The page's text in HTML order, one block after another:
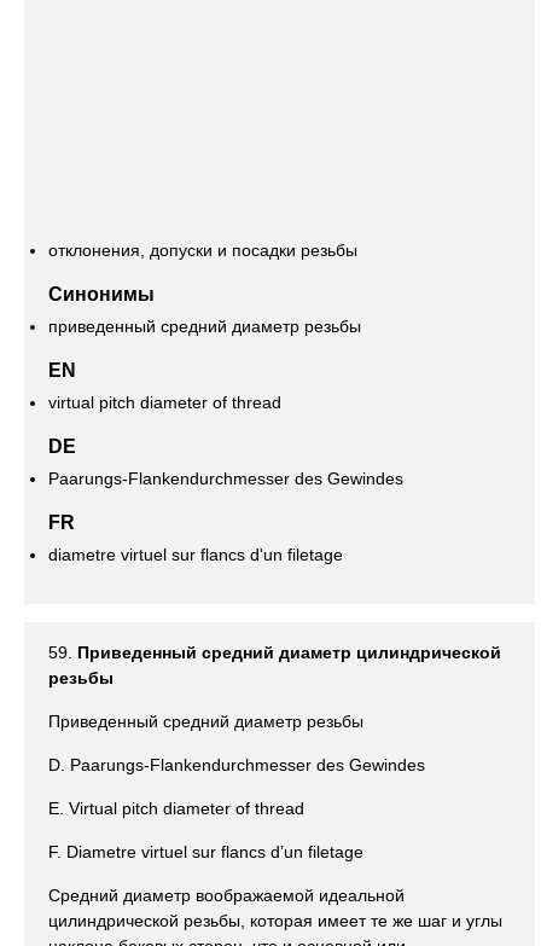
отклонения, допуски и посадки резьбы
Синонимы
приведенный средний диаметр резьбы
EN
virtual pitch diameter of thread
DE
Paarungs-Flankendurchmesser des Gewindes
FR
diametre virtuel sur flancs d'un filetage
59. Приведенный средний диаметр цилиндрической
резьбы
Приведенный средний диаметр резьбы
D. Paarungs-Flankendurchmesser des Gewindes
Е. Virtual pitch diameter of thread
F. Diametre virtuel sur flancs d’un filetage
Средний диаметр воображаемой идеальной
цилиндрической резьбы, которая имеет те же шаг и углы